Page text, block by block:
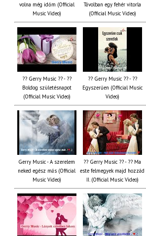
volna még időm (Official
Music Video)
Távolban egy fehér vitorla
(Official Music Video)
?? Gerry Music ?? - ??
Boldog születésnapot
(Official Music Video)
?? Gerry Music ?? - ??
Egyszerűen (Official Music
Video)
Gerry Music - A szerelem
neked egész más (Official
Music Video)
?? Gerry Music ?? - ?? Ma
este felmegyek majd hozzád
II. (Official Music Video)